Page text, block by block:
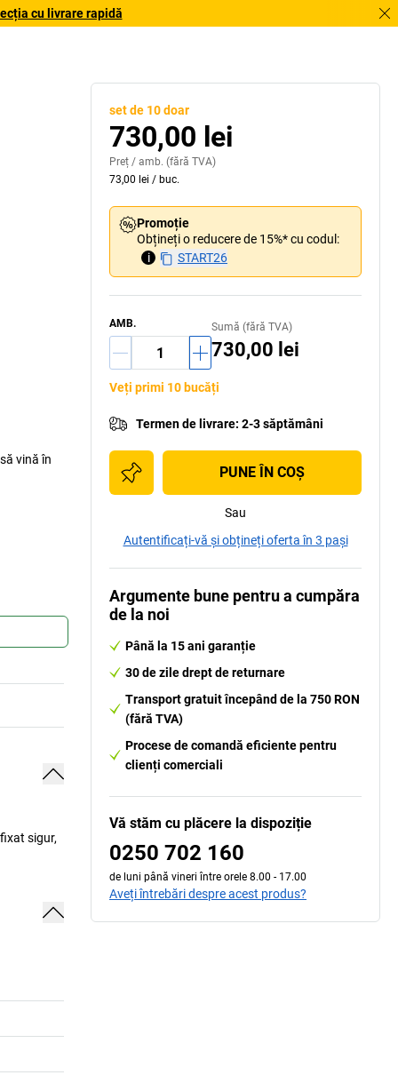
cu livrare rapidă
vină în
sigur,
set de 10 doar
730,00 lei
Preț / amb. (fără TVA)
73,00 lei / buc.
Promoție
Obțineți o reducere de 15%* cu codul:
i
START26
AMB. Sumă (fără TVA)
730,00 lei
Veți primi 10 bucăți
Termen de livrare: 2-3 săptămâni
PUNE ÎN COŞ
Sau
Autentificați-vă și obțineți oferta în 3 pași
Argumente bune pentru a cumpăra
de la noi
Până la 15 ani garanție
30 de zile drept de returnare
Transport gratuit începând de la 750 RON
(fără TVA)
Procese de comandă eficiente pentru
clienți comerciali
Vă stăm cu plăcere la dispoziție
0250 702 160
de luni până vineri între orele 8.00 - 17.00
Aveți întrebări despre acest produs?